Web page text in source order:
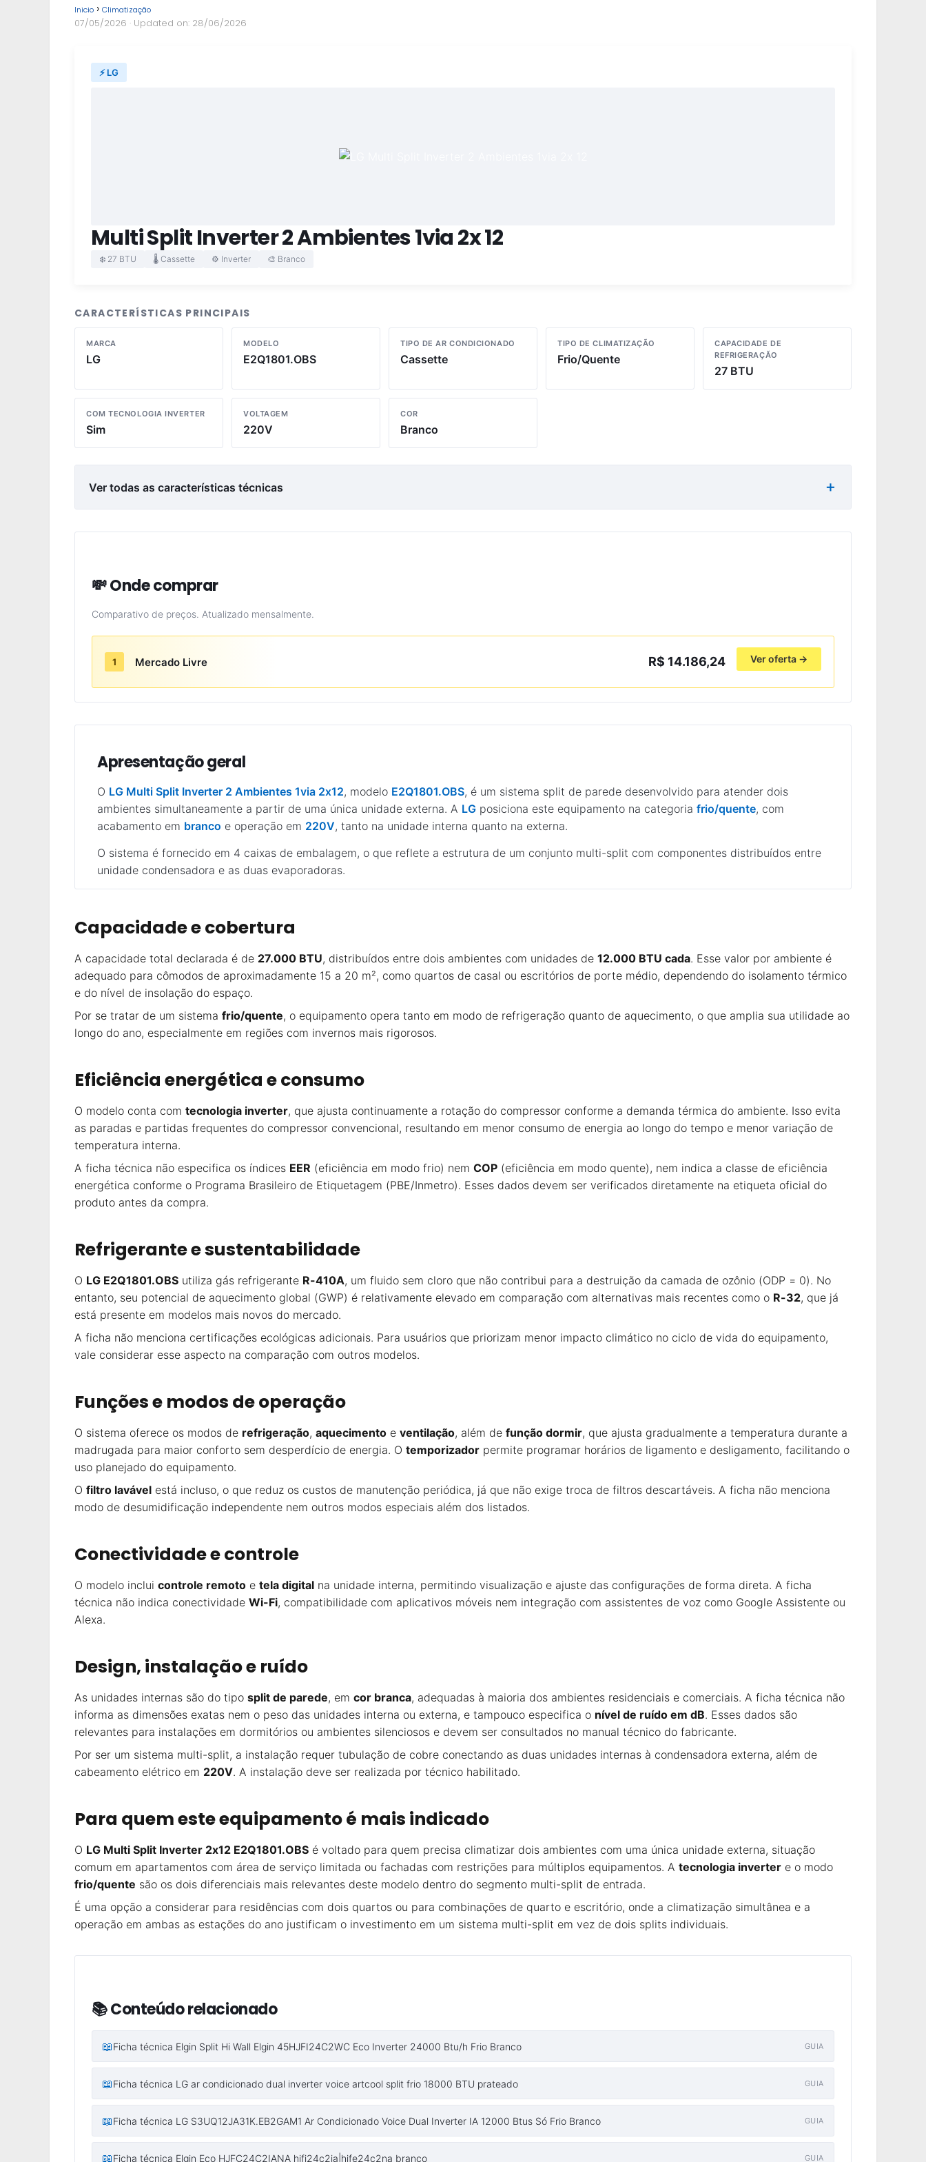
Inicio Climatização
07/05/2026 · Updated on: 28/06/2026
⚡ LG
Multi Split Inverter 2 Ambientes 1via 2x 12
❄️ 27 BTU 🌡️ Cassette ⚙️ Inverter 🎨 Branco
CARACTERÍSTICAS PRINCIPAIS
MARCA
LG
MODELO
E2Q1801.OBS
TIPO DE AR CONDICIONADO
Cassette
TIPO DE CLIMATIZAÇÃO
Frio/Quente
CAPACIDADE DE
REFRIGERAÇÃO
27 BTU
COM TECNOLOGIA INVERTER
Sim
VOLTAGEM
220V
COR
Branco
Ver todas as características técnicas
💸 Onde comprar
Comparativo de preços. Atualizado mensalmente.
1 Mercado Livre R$ 14.186,24 Ver oferta →
Apresentação geral
O LG Multi Split Inverter 2 Ambientes 1via 2x12, modelo E2Q1801.OBS, é um sistema split de parede desenvolvido para atender dois
ambientes simultaneamente a partir de uma única unidade externa. A LG posiciona este equipamento na categoria frio/quente, com
acabamento em branco e operação em 220V, tanto na unidade interna quanto na externa.
O sistema é fornecido em 4 caixas de embalagem, o que reflete a estrutura de um conjunto multi-split com componentes distribuídos entre
unidade condensadora e as duas evaporadoras.
Capacidade e cobertura
A capacidade total declarada é de 27.000 BTU, distribuídos entre dois ambientes com unidades de 12.000 BTU cada. Esse valor por ambiente é
adequado para cômodos de aproximadamente 15 a 20 m², como quartos de casal ou escritórios de porte médio, dependendo do isolamento térmico
e do nível de insolação do espaço.
Por se tratar de um sistema frio/quente, o equipamento opera tanto em modo de refrigeração quanto de aquecimento, o que amplia sua utilidade ao
longo do ano, especialmente em regiões com invernos mais rigorosos.
Eficiência energética e consumo
O modelo conta com tecnologia inverter, que ajusta continuamente a rotação do compressor conforme a demanda térmica do ambiente. Isso evita
as paradas e partidas frequentes do compressor convencional, resultando em menor consumo de energia ao longo do tempo e menor variação de
temperatura interna.
A ficha técnica não especifica os índices EER (eficiência em modo frio) nem COP (eficiência em modo quente), nem indica a classe de eficiência
energética conforme o Programa Brasileiro de Etiquetagem (PBE/Inmetro). Esses dados devem ser verificados diretamente na etiqueta oficial do
produto antes da compra.
Refrigerante e sustentabilidade
O LG E2Q1801.OBS utiliza gás refrigerante R-410A, um fluido sem cloro que não contribui para a destruição da camada de ozônio (ODP = 0). No
entanto, seu potencial de aquecimento global (GWP) é relativamente elevado em comparação com alternativas mais recentes como o R-32, que já
está presente em modelos mais novos do mercado.
A ficha não menciona certificações ecológicas adicionais. Para usuários que priorizam menor impacto climático no ciclo de vida do equipamento,
vale considerar esse aspecto na comparação com outros modelos.
Funções e modos de operação
O sistema oferece os modos de refrigeração, aquecimento e ventilação, além de função dormir, que ajusta gradualmente a temperatura durante a
madrugada para maior conforto sem desperdício de energia. O temporizador permite programar horários de ligamento e desligamento, facilitando o
uso planejado do equipamento.
O filtro lavável está incluso, o que reduz os custos de manutenção periódica, já que não exige troca de filtros descartáveis. A ficha não menciona
modo de desumidificação independente nem outros modos especiais além dos listados.
Conectividade e controle
O modelo inclui controle remoto e tela digital na unidade interna, permitindo visualização e ajuste das configurações de forma direta. A ficha
técnica não indica conectividade Wi-Fi, compatibilidade com aplicativos móveis nem integração com assistentes de voz como Google Assistente ou
Alexa.
Design, instalação e ruído
As unidades internas são do tipo split de parede, em cor branca, adequadas à maioria dos ambientes residenciais e comerciais. A ficha técnica não
informa as dimensões exatas nem o peso das unidades interna ou externa, e tampouco especifica o nível de ruído em dB. Esses dados são
relevantes para instalações em dormitórios ou ambientes silenciosos e devem ser consultados no manual técnico do fabricante.
Por ser um sistema multi-split, a instalação requer tubulação de cobre conectando as duas unidades internas à condensadora externa, além de
cabeamento elétrico em 220V. A instalação deve ser realizada por técnico habilitado.
Para quem este equipamento é mais indicado
O LG Multi Split Inverter 2x12 E2Q1801.OBS é voltado para quem precisa climatizar dois ambientes com uma única unidade externa, situação
comum em apartamentos com área de serviço limitada ou fachadas com restrições para múltiplos equipamentos. A tecnologia inverter e o modo
frio/quente são os dois diferenciais mais relevantes deste modelo dentro do segmento multi-split de entrada.
É uma opção a considerar para residências com dois quartos ou para combinações de quarto e escritório, onde a climatização simultânea e a
operação em ambas as estações do ano justificam o investimento em um sistema multi-split em vez de dois splits individuais.
📚 Conteúdo relacionado
📖Ficha técnica Elgin Split Hi Wall Elgin 45HJFI24C2WC Eco Inverter 24000 Btu/h Frio Branco GUIA
📖Ficha técnica LG ar condicionado dual inverter voice artcool split frio 18000 BTU prateado GUIA
📖Ficha técnica LG S3UQ12JA31K.EB2GAM1 Ar Condicionado Voice Dual Inverter IA 12000 Btus Só Frio Branco GUIA
📖Ficha técnica Elgin Eco HJFC24C2IANA hjfi24c2ia|hjfe24c2na branco GUIA